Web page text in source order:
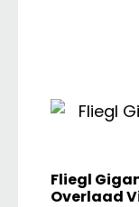
Fliegl
Overlaad